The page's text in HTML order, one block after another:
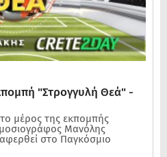
"Στρογγυλή Θεά" -
μέρος της εκπομπής
Μανόλης
στο Παγκόσμιο